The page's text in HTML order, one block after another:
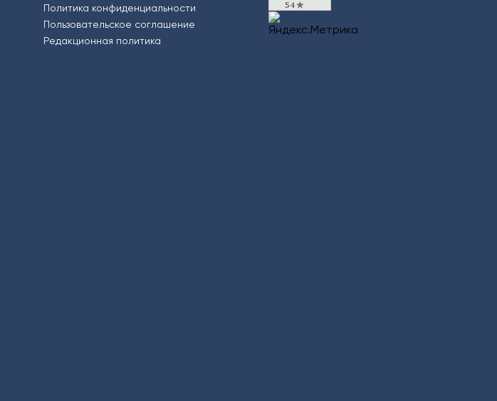
Политика конфиденциальности
Пользовательское соглашение
Редакционная политика